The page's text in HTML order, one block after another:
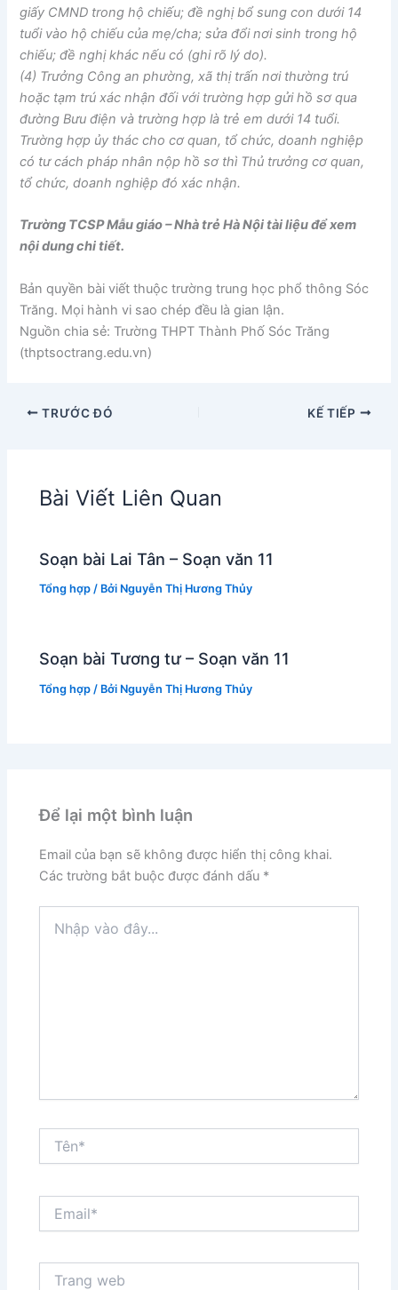
giấy CMND trong hộ chiếu; đề nghị bổ sung con dưới 14
tuổi vào hộ chiếu của mẹ/cha; sửa đổi nơi sinh trong hộ
chiếu; đề nghị khác nếu có (ghi rõ lý do).
(4) Trưởng Công an phường, xã thị trấn nơi thường trú
hoặc tạm trú xác nhận đối với trường hợp gửi hồ sơ qua
đường Bưu điện và trường hợp là trẻ em dưới 14 tuổi.
Trường hợp ủy thác cho cơ quan, tổ chức, doanh nghiệp
có tư cách pháp nhân nộp hồ sơ thì Thủ trưởng cơ quan,
tổ chức, doanh nghiệp đó xác nhận.
Trường TCSP Mẫu giáo – Nhà trẻ Hà Nội tài liệu để xem
nội dung chi tiết.
Bản quyền bài viết thuộc trường trung học phổ thông Sóc
Trăng. Mọi hành vi sao chép đều là gian lận.
Nguồn chia sẻ: Trường THPT Thành Phố Sóc Trăng
(thptsoctrang.edu.vn)
TRƯỚC ĐÓ KẾ TIẾP
Bài Viết Liên Quan
Soạn bài Lai Tân – Soạn văn 11
Tổng hợp / Bởi Nguyễn Thị Hương Thủy
Soạn bài Tương tư – Soạn văn 11
Tổng hợp / Bởi Nguyễn Thị Hương Thủy
Để lại một bình luận
Email của bạn sẽ không được hiển thị công khai.
Các trường bắt buộc được đánh dấu *
vào